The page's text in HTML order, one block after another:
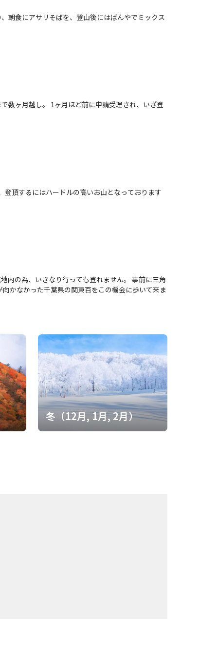
朝食にアサリそばを、登山後にはばんやでミックス
数ヶ月越し。 1ヶ月ほど前に申請受理され、いざ登
頂するにはハードルの高いお山となっております
いきなり行っても登れません。 事前に三角
冬（12月, 1月, 2月）